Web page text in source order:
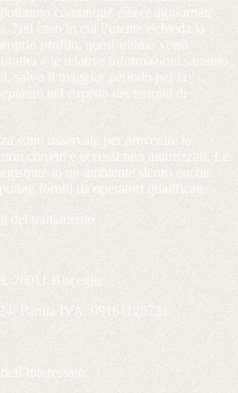
comunque essere aggiornati
Nel caso in cui l’utente richieda la
profilo, quest’ultimo verrà
e le relative informazioni saranno
salvo il maggior periodo per la
nel rispetto dei termini di
sono osservate per prevenire la
corretti e accessi non autorizzati. Le
in un ambiente sicuro anche
forniti da operatori qualificati.
del trattamento
76011 Bisceglie
Partita IVA: 09161120721